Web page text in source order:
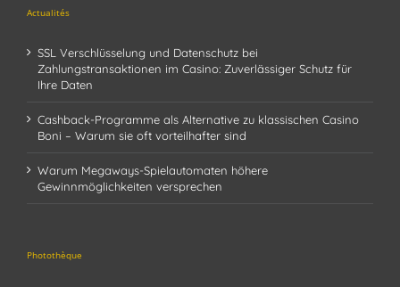
Actualités
SSL Verschlüsselung und Datenschutz bei
Zahlungstransaktionen im Casino: Zuverlässiger Schutz für
Ihre Daten
Cashback-Programme als Alternative zu klassischen Casino
Boni – Warum sie oft vorteilhafter sind
Warum Megaways-Spielautomaten höhere
Gewinnmöglichkeiten versprechen
Photothèque